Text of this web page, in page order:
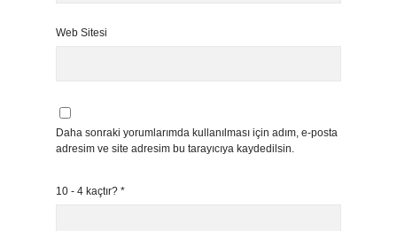
Web Sitesi
Daha sonraki yorumlarımda kullanılması için adım, e-posta
adresim ve site adresim bu tarayıcıya kaydedilsin.
10 - 4 kaçtır? *